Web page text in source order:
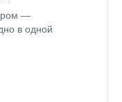
—
в одной